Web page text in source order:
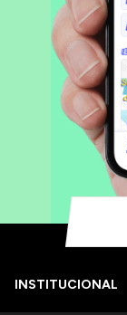
INSTITUCIONAL